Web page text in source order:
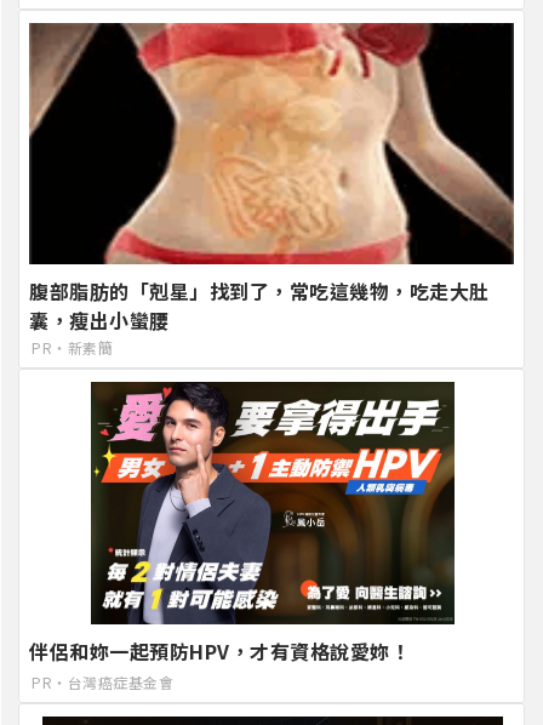
腹部脂肪的「剋星」找到了，常吃這幾物，吃走大肚
囊，瘦出小蠻腰
PR・新素簡
伴侶和妳一起預防HPV，才有資格說愛妳！
PR・台灣癌症基金會